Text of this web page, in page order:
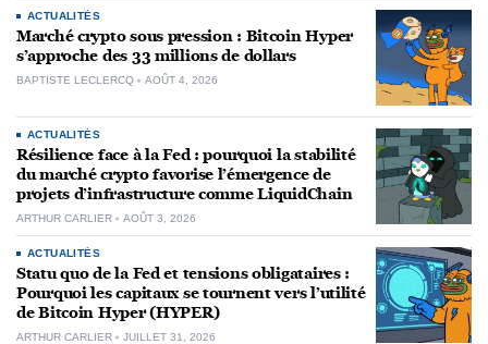
ACTUALITÉS
Marché crypto sous pression : Bitcoin Hyper
s’approche des 33 millions de dollars
BAPTISTE LECLERCQ AOÛT 4, 2026
ACTUALITÉS
Résilience face à la Fed : pourquoi la stabilité
du marché crypto favorise l’émergence de
projets d’infrastructure comme LiquidChain
ARTHUR CARLIER AOÛT 3, 2026
ACTUALITÉS
Statu quo de la Fed et tensions obligataires :
Pourquoi les capitaux se tournent vers l’utilité
de Bitcoin Hyper (HYPER)
ARTHUR CARLIER JUILLET 31, 2026